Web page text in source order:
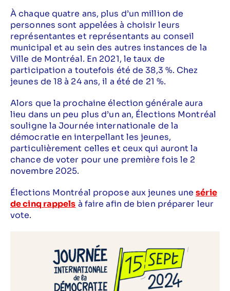
À chaque quatre ans, plus d’un million de
personnes sont appelées à choisir leurs
représentantes et représentants au conseil
municipal et au sein des autres instances de la
Ville de Montréal. En 2021, le taux de
participation a toutefois été de 38,3 %. Chez
jeunes de 18 à 24 ans, il a été de 21 %.
Alors que la prochaine élection générale aura
lieu dans un peu plus d’un an, Élections Montréal
souligne la Journée internationale de la
démocratie en interpellant les jeunes,
particulièrement celles et ceux qui auront la
chance de voter pour une première fois le 2
novembre 2025.
Élections Montréal propose aux jeunes unesérie
de cinq rappels à faire afin de bien préparer leur
vote.